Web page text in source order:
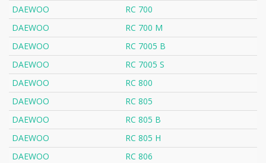
DAEWOO
RC 700
DAEWOO
RC 700 M
DAEWOO
RC 7005 B
DAEWOO
RC 7005 S
DAEWOO
RC 800
DAEWOO
RC 805
DAEWOO
RC 805 B
DAEWOO
RC 805 H
DAEWOO
RC 806